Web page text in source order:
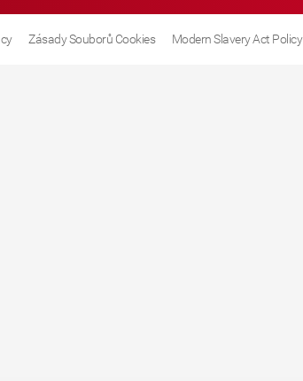
Zásady Souborů Cookies Modern Slavery Act Policy